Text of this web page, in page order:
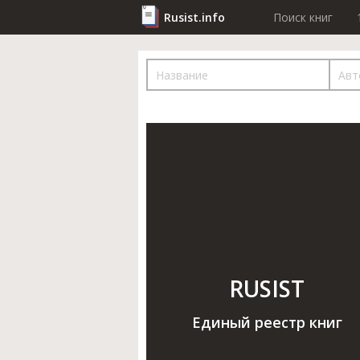
Rusist.info Поиск книг
RUSIST
Единый реестр книг